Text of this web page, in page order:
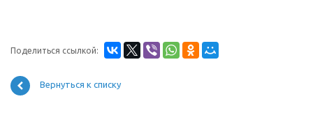
Поделиться ссылкой:
Вернуться к списку